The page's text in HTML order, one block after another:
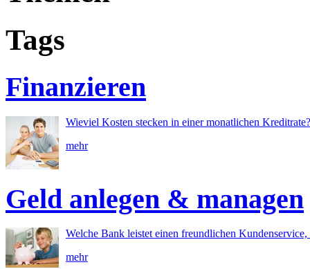
Tags
Finanzieren
Wieviel Kosten stecken in einer monatlichen
mehr
Geld anlegen & managen
Welche Bank leistet einen freundlichen
mehr